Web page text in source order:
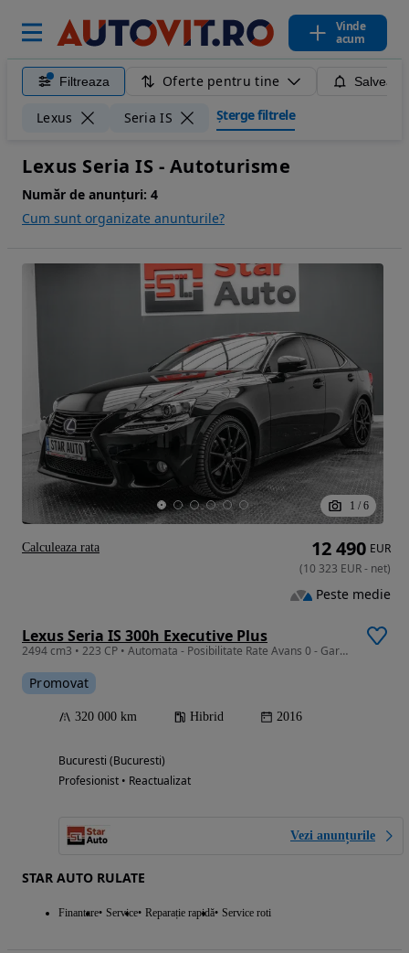
Vinde
acum
Filtreaza Oferte pentru tine
Lexus Seria IS Șterge filtrele
Lexus Seria IS - Autoturisme
Număr de anunțuri: 4
Cum sunt organizate anunturile?
1 / 6
Lexus Seria IS 300h Executive Plus
2494 cm3 • 223 CP • Automata - Posibilitate Rate Avans 0 - Garantie 12 Luni - IMPECABILA
Promovat
320 000 km Hibrid 2016
Bucuresti (Bucuresti)
Profesionist • Reactualizat
Vezi anunțurile
STAR AUTO RULATE
Finantare Service Reparație rapidă Service roti
12 490 EUR
(10 323 EUR- net)
Peste medie
Calculeaza rata